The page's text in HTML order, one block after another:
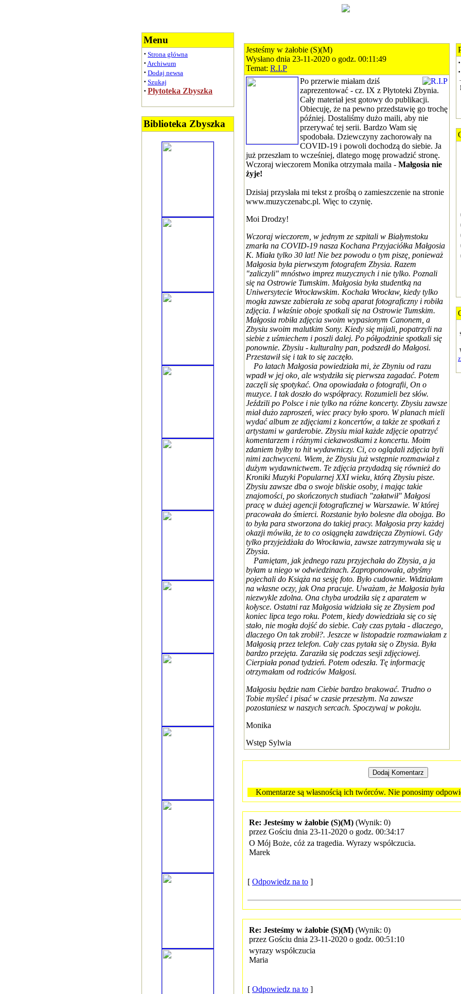
Menu
· Strona główna
· Archiwum
· Dodaj newsa
· Szukaj
· Płytoteka Zbyszka
Biblioteka Zbyszka
Jesteśmy w żałobie (S)(M)
Wysłano dnia 23-11-2020 o godz. 00:11:49
Temat: R.I.P
Po przerwie miałam dziś
zaprezentować - cz. IX z Płytoteki Zbynia.
Cały materiał jest gotowy do publikacji.
Obiecuję, że na pewno przedstawię go trochę
później. Dostaliśmy dużo maili, aby nie
przerywać tej serii. Bardzo Wam się
spodobała. Dziewczyny zachorowały na
COVID-19 i powoli dochodzą do siebie. Ja
już przeszłam to wcześniej, dlatego mogę prowadzić stronę.
Wczoraj wieczorem Monika otrzymała maila - Małgosia nie
żyje!
Dzisiaj przysłała mi tekst z prośbą o zamieszczenie na stronie
www.muzyczenabc.pl. Więc to czynię.
Moi Drodzy!
Wczoraj wieczorem, w jednym ze szpitali w Białymstoku
zmarła na COVID-19 nasza Kochana Przyjaciółka Małgosia
K. Miała tylko 30 lat! Nie bez powodu o tym piszę, ponieważ
Małgosia była pierwszym fotografem Zbysia. Razem
"zaliczyli" mnóstwo imprez muzycznych i nie tylko. Poznali
się na Ostrowie Tumskim. Małgosia była studentką na
Uniwersytecie Wrocławskim. Kochała Wrocław, kiedy tylko
mogła zawsze zabierała ze sobą aparat fotograficzny i robiła
zdjęcia. I właśnie oboje spotkali się na Ostrowie Tumskim.
Małgosia robiła zdjęcia swoim wypasionym Canonem, a
Zbysiu swoim malutkim Sony. Kiedy się mijali, popatrzyli na
siebie z uśmiechem i poszli dalej. Po półgodzinie spotkali się
ponownie. Zbysiu - kulturalny pan, podszedł do Małgosi.
Przestawił się i tak to się zaczęło.
Po latach Małgosia powiedziała mi, że Zbyniu od razu
wpadł w jej oko, ale wstydziła się pierwsza zagadać. Potem
zaczęli się spotykać. Ona opowiadała o fotografii, On o
muzyce. I tak doszło do współpracy. Rozumieli bez słów.
Jeździli po Polsce i nie tylko na różne koncerty. Zbysiu zawsze
miał dużo zaproszeń, wiec pracy było sporo. W planach mieli
wydać album ze zdjęciami z koncertów, a także ze spotkań z
artystami w garderobie. Zbysiu miał każde zdjęcie opatrzyć
komentarzem i różnymi ciekawostkami z koncertu. Moim
zdaniem byłby to hit wydawniczy. Ci, co oglądali zdjęcia byli
nimi zachwyceni. Wiem, że Zbysiu już wstępnie rozmawiał z
dużym wydawnictwem. Te zdjęcia przydadzą się również do
Kroniki Muzyki Popularnej XXI wieku, którą Zbysiu pisze.
Zbysiu zawsze dba o swoje bliskie osoby, i mając takie
znajomości, po skończonych studiach "załatwił" Małgosi
pracę w dużej agencji fotograficznej w Warszawie. W której
pracowała do śmierci. Rozstanie było bolesne dla obojga. Bo
to była para stworzona do takiej pracy. Małgosia przy każdej
okazji mówiła, że to co osiągnęła zawdzięcza Zbyniowi. Gdy
tylko przyjeżdżała do Wrocławia, zawsze zatrzymywała się u
Zbysia.
Pamiętam, jak jednego razu przyjechała do Zbysia, a ja
byłam u niego w odwiedzinach. Zaproponowała, abyśmy
pojechali do Książa na sesję foto. Było cudownie. Widziałam
na własne oczy, jak Ona pracuje. Uważam, że Małgosia była
niezwykle zdolna. Ona chyba urodziła się z aparatem w
kołysce. Ostatni raz Małgosia widziała się ze Zbysiem pod
koniec lipca tego roku. Potem, kiedy dowiedziała się co się
stało, nie mogła dojść do siebie. Cały czas pytała - dlaczego,
dlaczego On tak zrobił?. Jeszcze w listopadzie rozmawiałam z
Małgosią przez telefon. Cały czas pytała się o Zbysia. Była
bardzo przejęta. Zaraziła się podczas sesji zdjęciowej.
Cierpiała ponad tydzień. Potem odeszła. Tę informację
otrzymałam od rodziców Małgosi.
Małgosiu będzie nam Ciebie bardzo brakować. Trudno o
Tobie myśleć i pisać w czasie przeszłym. Na zawsze
pozostaniesz w naszych sercach. Spoczywaj w pokoju.
Monika
Wstęp Sylwia
·
·
Komentarze są własnością ich twórców. Nie ponosimy
Re: Jesteśmy w żałobie (S)(M) (Wynik: 0)
przez Gościu dnia 23-11-2020 o godz. 00:34:17
O Mój Boże, cóż za tragedia. Wyrazy współczucia.
Marek
[ Odpowiedz na to ]
Re: Jesteśmy w żałobie (S)(M) (Wynik: 0)
przez Gościu dnia 23-11-2020 o godz. 00:51:10
wyrazy współczucia
Maria
[ Odpowiedz na to ]